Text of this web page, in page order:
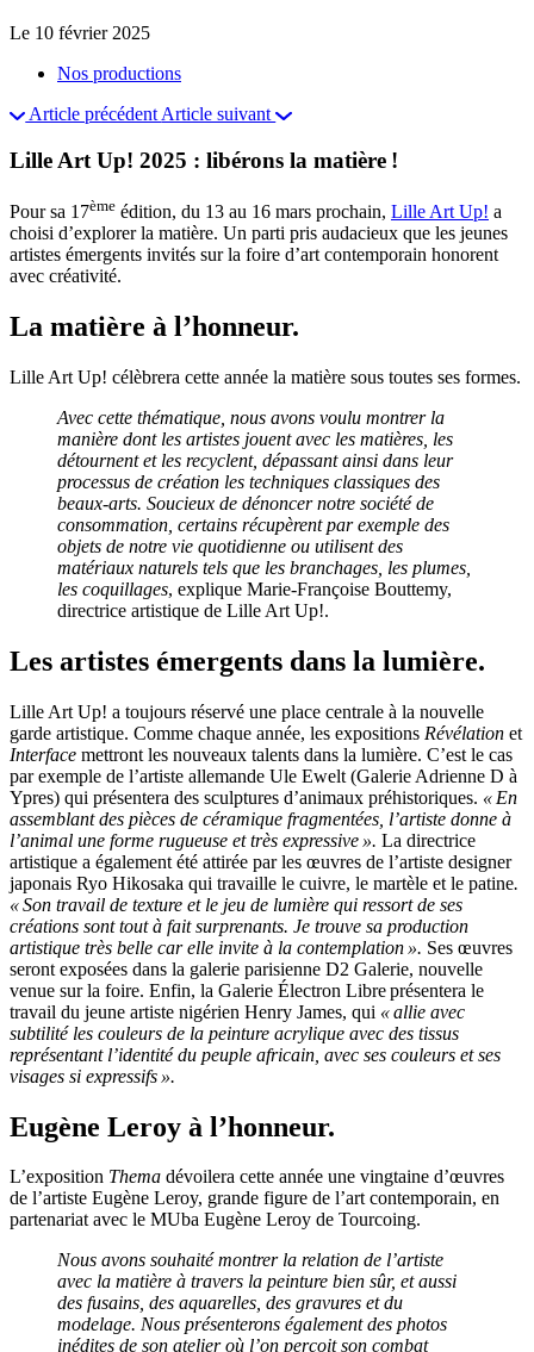
Le 10 février 2025
Nos productions
Article précédent Article suivant
Lille Art Up! 2025 : libérons la matière !
Pour sa 17ème édition, du 13 au 16 mars prochain, Lille Art Up! a
choisi d’explorer la matière. Un parti pris audacieux que les jeunes
artistes émergents invités sur la foire d’art contemporain honorent
avec créativité.
La matière à l’honneur.
Lille Art Up! célèbrera cette année la matière sous toutes ses formes.
Avec cette thématique, nous avons voulu montrer la
manière dont les artistes jouent avec les matières, les
détournent et les recyclent, dépassant ainsi dans leur
processus de création les techniques classiques des
beaux-arts. Soucieux de dénoncer notre société de
consommation, certains récupèrent par exemple des
objets de notre vie quotidienne ou utilisent des
matériaux naturels tels que les branchages, les plumes,
les coquillages, explique Marie-Françoise Bouttemy,
directrice artistique de Lille Art Up!.
Les artistes émergents dans la lumière.
Lille Art Up! a toujours réservé une place centrale à la nouvelle
garde artistique. Comme chaque année, les expositions Révélation et
Interface mettront les nouveaux talents dans la lumière. C’est le cas
par exemple de l’artiste allemande Ule Ewelt (Galerie Adrienne D à
Ypres) qui présentera des sculptures d’animaux préhistoriques. « En
assemblant des pièces de céramique fragmentées, l’artiste donne à
l’animal une forme rugueuse et très expressive ». La directrice
artistique a également été attirée par les œuvres de l’artiste designer
japonais Ryo Hikosaka qui travaille le cuivre, le martèle et le patine.
« Son travail de texture et le jeu de lumière qui ressort de ses
créations sont tout à fait surprenants. Je trouve sa production
artistique très belle car elle invite à la contemplation ». Ses œuvres
seront exposées dans la galerie parisienne D2 Galerie, nouvelle
venue sur la foire. Enfin, la Galerie Électron Libre présentera le
travail du jeune artiste nigérien Henry James, qui « allie avec
subtilité les couleurs de la peinture acrylique avec des tissus
représentant l’identité du peuple africain, avec ses couleurs et ses
visages si expressifs ».
Eugène Leroy à l’honneur.
L’exposition Thema dévoilera cette année une vingtaine d’œuvres
de l’artiste Eugène Leroy, grande figure de l’art contemporain, en
partenariat avec le MUba Eugène Leroy de Tourcoing.
Nous avons souhaité montrer la relation de l’artiste
avec la matière à travers la peinture bien sûr, et aussi
des fusains, des aquarelles, des gravures et du
modelage. Nous présenterons également des photos
inédites de son atelier où l’on perçoit son combat